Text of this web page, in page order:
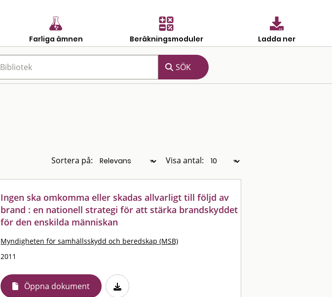
Farliga ämnen Beräkningsmoduler Ladda ner
Sortera på: Visa antal:
Ingen ska omkomma eller skadas allvarligt till följd av
brand : en nationell strategi för att stärka brandskyddet
för den enskilda människan
Myndigheten för samhällsskydd och beredskap (MSB)
2011
Öppna dokument